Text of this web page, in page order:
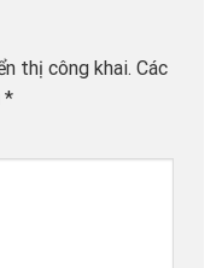
thị công khai. Các
*